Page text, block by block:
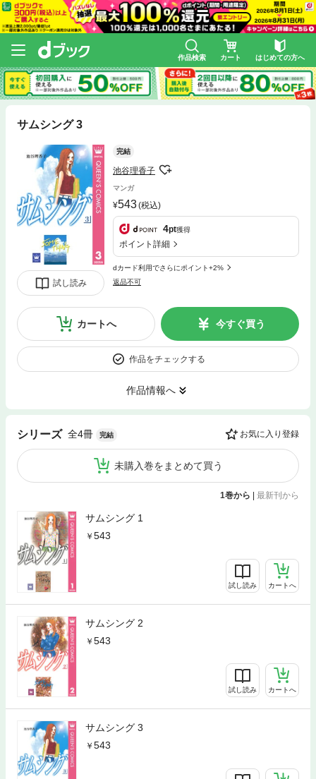
作品検索 カート はじめての方へ
サムシング 3
試し読み
完結
池谷理香子
マンガ
543(税込)
4pt獲得
ポイント詳細
dカード利用でさらにポイント+2%
返品不可
カートへ 今すぐ買う
作品をチェックする
作品情報へ
シリーズ 全4冊 完結 お気に入り登録
未購入巻をまとめて買う
1巻から 最新刊から
サムシング 1
543
試し読み カートへ
サムシング 2
543
試し読み カートへ
サムシング 3
543